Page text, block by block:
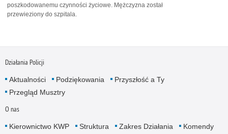
poszkodowanemu czynności życiowe. Mężczyzna został
przewieziony do szpitala.
Działania Policji
Aktualności Podziękowania
Przyszłość a Ty
Przegląd Musztry
O nas
Kierownictwo KWP Struktura Zakres Działania
Komendy